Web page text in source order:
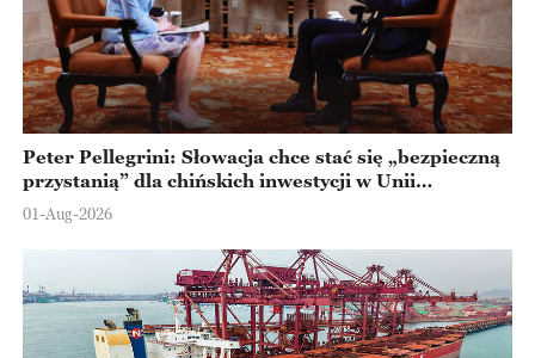
Peter Pellegrini: Słowacja chce stać się „bezpieczną
przystanią” dla chińskich inwestycji w Unii
Europejskiej
01-Aug-2026